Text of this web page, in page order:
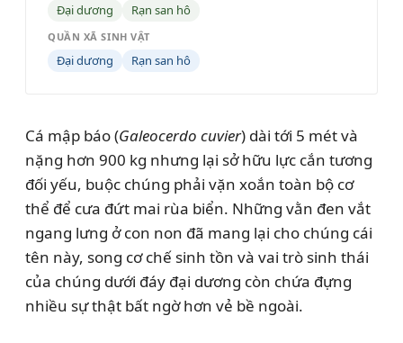
Đại dương Rạn san hô
QUẦN XÃ SINH VẬT
Đại dương Rạn san hô
Cá mập báo (Galeocerdo cuvier) dài tới 5 mét và
nặng hơn 900 kg nhưng lại sở hữu lực cắn tương
đối yếu, buộc chúng phải vặn xoắn toàn bộ cơ
thể để cưa đứt mai rùa biển. Những vằn đen vắt
ngang lưng ở con non đã mang lại cho chúng cái
tên này, song cơ chế sinh tồn và vai trò sinh thái
của chúng dưới đáy đại dương còn chứa đựng
nhiều sự thật bất ngờ hơn vẻ bề ngoài.